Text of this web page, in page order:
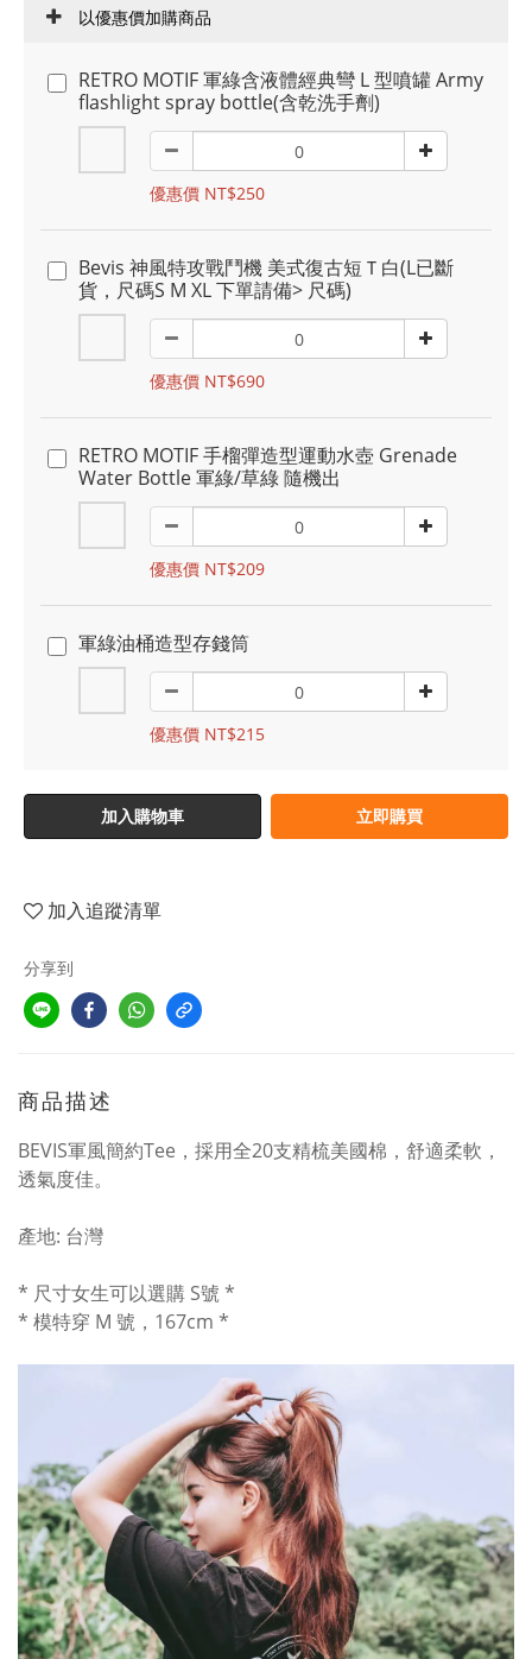
以優惠價加購商品
RETRO MOTIF 軍綠含液體經典彎 L 型噴罐 Army
flashlight spray bottle(含乾洗手劑)
優惠價 NT$250
Bevis 神風特攻戰鬥機 美式復古短Ｔ白(L已斷
貨，尺碼S M XL 下單請備> 尺碼)
優惠價 NT$690
RETRO MOTIF 手榴彈造型運動水壺 Grenade
Water Bottle 軍綠/草綠 隨機出
優惠價 NT$209
軍綠油桶造型存錢筒
優惠價 NT$215
加入購物車 立即購買
加入追蹤清單
分享到
商品描述
BEVIS軍風簡約Tee，採用全20支精梳美國棉，舒適柔軟，
透氣度佳。
產地: 台灣
* 尺寸女生可以選購 S號 *
* 模特穿 M 號，167cm *